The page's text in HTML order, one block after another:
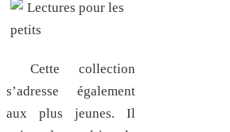
Cette collection
s’adresse également
aux plus jeunes. Il